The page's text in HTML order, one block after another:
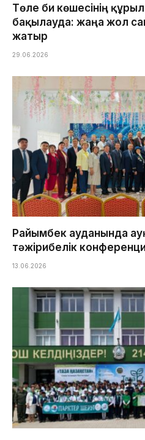
Төле би көшесінің
бақылауда: жаңа жол
жатыр
29.06.2026
Райымбек ауданында
тәжірибелік
13.06.2026